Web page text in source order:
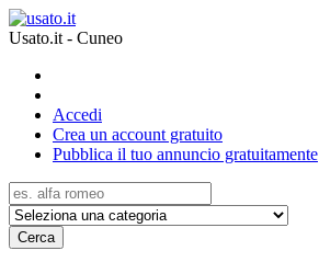
Usato.it - Cuneo
Accedi
Crea un account gratuito
Pubblica il tuo annuncio gratuitamente
Cerca